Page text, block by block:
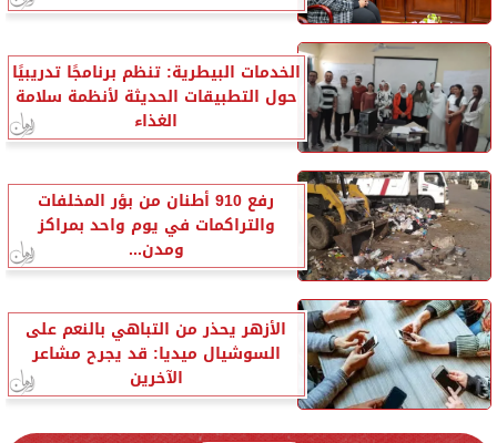
الخدمات البيطرية: تنظم برنامجًا تدريبيًا
حول التطبيقات الحديثة لأنظمة سلامة
الغذاء
رفع 910 أطنان من بؤر المخلفات
والتراكمات في يوم واحد بمراكز
ومدن...
الأزهر يحذر من التباهي بالنعم على
السوشيال ميديا: قد يجرح مشاعر
الآخرين